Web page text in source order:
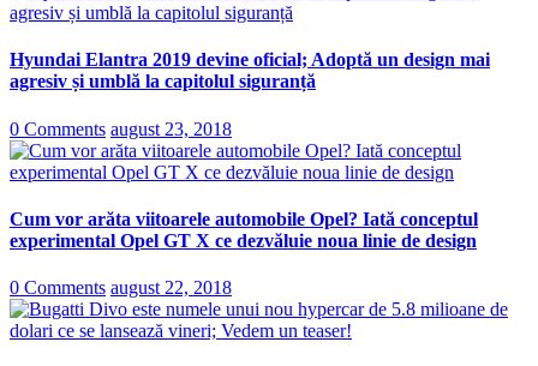
Hyundai Elantra 2019 devine oficial; Adoptă un design mai
agresiv și umblă la capitolul siguranță
0 Comments august 23, 2018
Cum vor arăta viitoarele automobile Opel? Iată conceptul
experimental Opel GT X ce dezvăluie noua linie de design
0 Comments august 22, 2018